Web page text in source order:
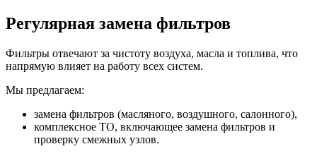
Регулярная замена фильтров
Фильтры отвечают за чистоту воздуха, масла и топлива, что
напрямую влияет на работу всех систем.
Мы предлагаем:
замена фильтров (масляного, воздушного, салонного),
комплексное ТО, включающее замена фильтров и
проверку смежных узлов.